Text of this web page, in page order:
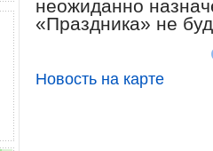
неожиданно
«Праздника» не
Новость на карте